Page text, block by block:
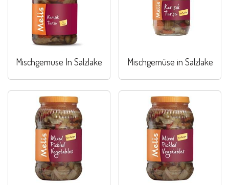
Mischgemuse In Salzlake Mischgemüse in Salzlake